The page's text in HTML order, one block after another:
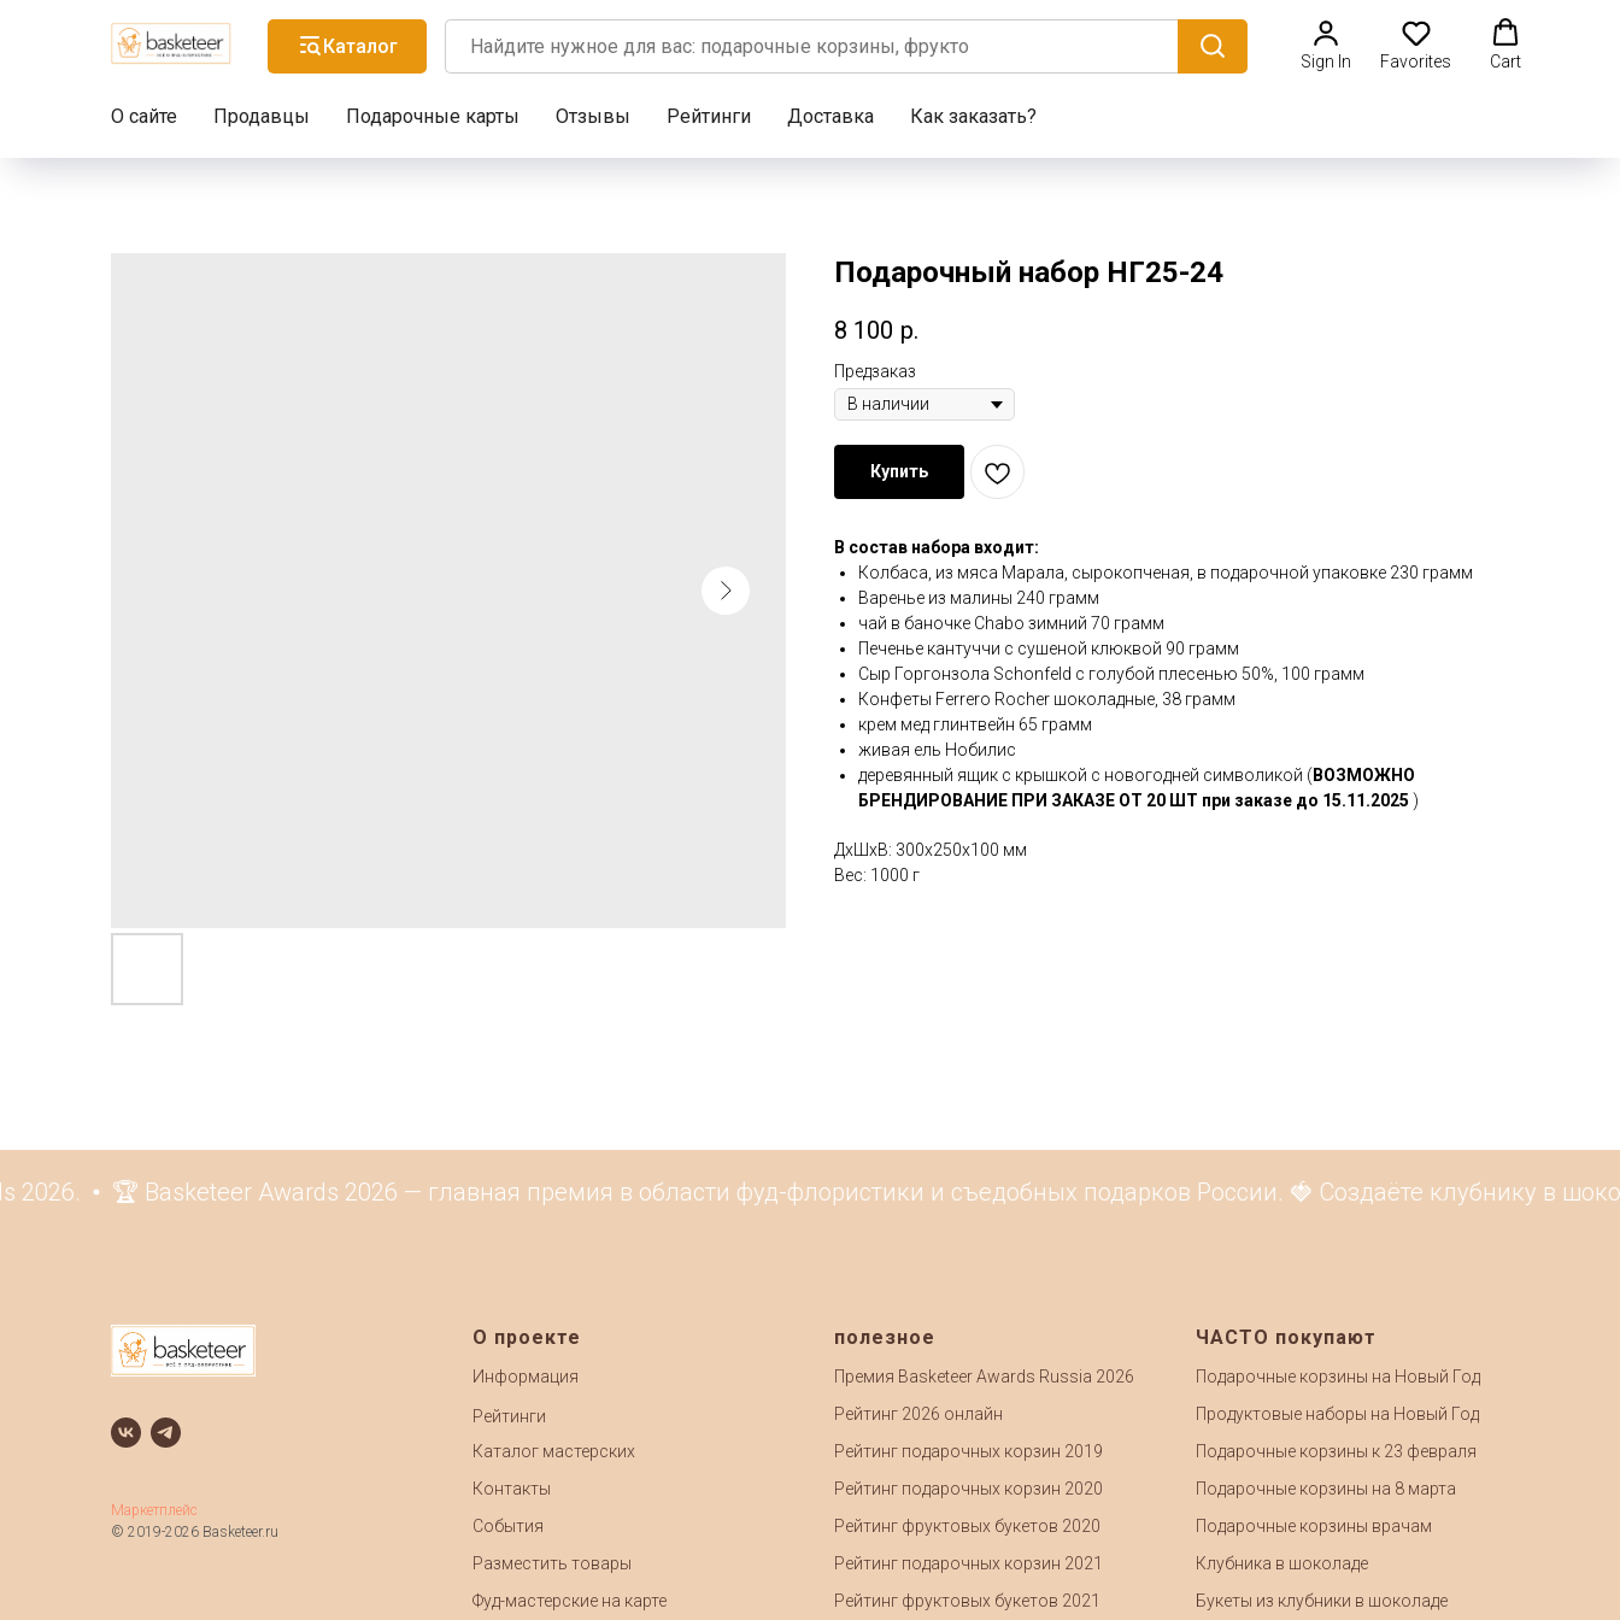
Каталог
Sign In Favorites Cart
О сайте Продавцы Подарочные карты Отзывы Рейтинги Доставка Как заказать?
Подарочный набор НГ25-24
8 100 р.
Предзаказ
Купить
В состав набора входит:
Колбаса, из мяса Марала, сырокопченая, в подарочной упаковке 230 грамм
Варенье из малины 240 грамм
чай в баночке Chabo зимний 70 грамм
Печенье кантуччи с сушеной клюквой 90 грамм
Сыр Горгонзола Schonfeld с голубой плесенью 50%, 100 грамм
Конфеты Ferrero Rocher шоколадные, 38 грамм
крем мед глинтвейн 65 грамм
живая ель Нобилис
деревянный ящик с крышкой с новогодней символикой ( ВОЗМОЖНО
БРЕНДИРОВАНИЕ ПРИ ЗАКАЗЕ ОТ 20 ШТ при заказе до 15.11.2025 )
ДxШxВ: 300x250x100 мм
Вес: 1000 г
🏆 Basketeer Awards 2026 — главная премия в области фуд-флористики и съедобных подарков России. 🍓 Создаёте клубнику в
Маркетплейс
© 2019-2026 Basketeer.ru
О проекте
Информация
Рейтинги
Каталог мастерских
Контакты
События
Разместить товары
Фуд-мастерские на карте
полезное
Премия Basketeer Awards Russia 2026
Рейтинг 2026 онлайн
Рейтинг подарочных корзин 2019
Рейтинг подарочных корзин 2020
Рейтинг фруктовых букетов 2020
Рейтинг подарочных корзин 2021
Рейтинг фруктовых букетов 2021
ЧАСТО покупают
Подарочные корзины на Новый Год
Продуктовые наборы на Новый Год
Подарочные корзины к 23 февраля
Подарочные корзины на 8 марта
Подарочные корзины врачам
Клубника в шоколаде
Букеты из клубники в шоколаде